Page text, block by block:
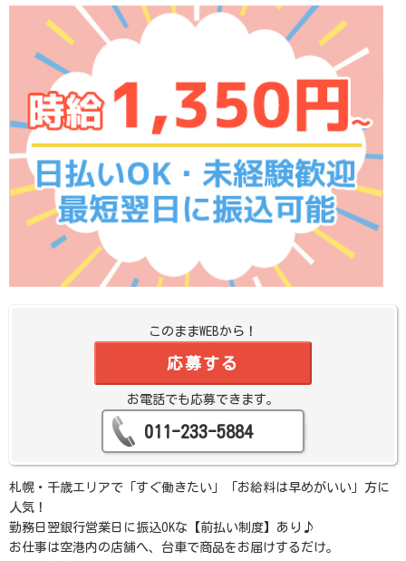
このままWEBから！
応募する
お電話でも応募できます。
011-233-5884
札幌・千歳エリアで「すぐ働きたい」「お給料は早めがいい」方に
人気！
勤務日翌銀行営業日に振込OKな【前払い制度】あり♪
お仕事は空港内の店舗へ、台車で商品をお届けするだけ。